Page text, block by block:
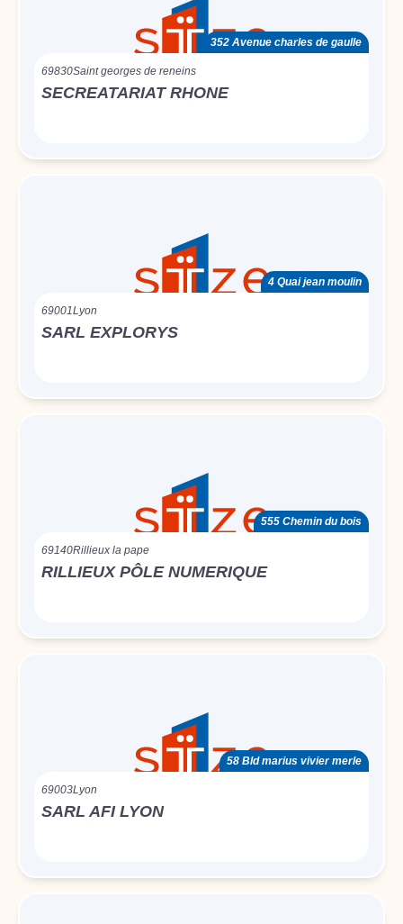
352 Avenue charles de gaulle
69830Saint georges de reneins
SECREATARIAT RHONE
4 Quai jean moulin
69001Lyon
SARL EXPLORYS
555 Chemin du bois
69140Rillieux la pape
RILLIEUX PÔLE NUMERIQUE
58 Bld marius vivier merle
69003Lyon
SARL AFI LYON